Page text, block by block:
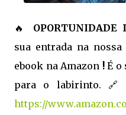
🔥 OPORTUNIDADE
sua entrada na
ebook na Amazon !É o
para o labirinto. 🔗
https://